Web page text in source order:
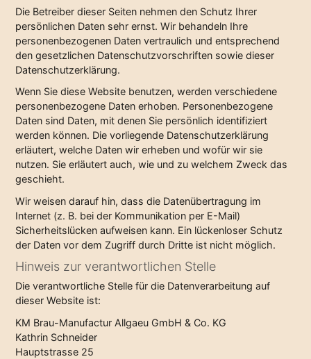
Die Betreiber dieser Seiten nehmen den Schutz Ihrer
persönlichen Daten sehr ernst. Wir behandeln Ihre
personenbezogenen Daten vertraulich und entsprechend
den gesetzlichen Datenschutzvorschriften sowie dieser
Datenschutzerklärung.
Wenn Sie diese Website benutzen, werden verschiedene
personenbezogene Daten erhoben. Personenbezogene
Daten sind Daten, mit denen Sie persönlich identifiziert
werden können. Die vorliegende Datenschutzerklärung
erläutert, welche Daten wir erheben und wofür wir sie
nutzen. Sie erläutert auch, wie und zu welchem Zweck das
geschieht.
Wir weisen darauf hin, dass die Datenübertragung im
Internet (z. B. bei der Kommunikation per E-Mail)
Sicherheitslücken aufweisen kann. Ein lückenloser Schutz
der Daten vor dem Zugriff durch Dritte ist nicht möglich.
Hinweis zur verantwortlichen Stelle
Die verantwortliche Stelle für die Datenverarbeitung auf
dieser Website ist:
KM Brau-Manufactur Allgaeu GmbH & Co. KG
Kathrin Schneider
Hauptstrasse 25